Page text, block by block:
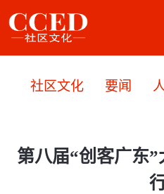
社区文化 要闻
第八届“创客广东